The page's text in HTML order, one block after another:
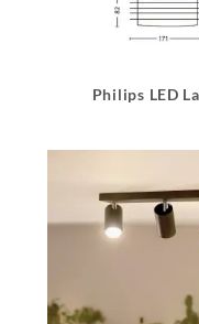
Philips LED